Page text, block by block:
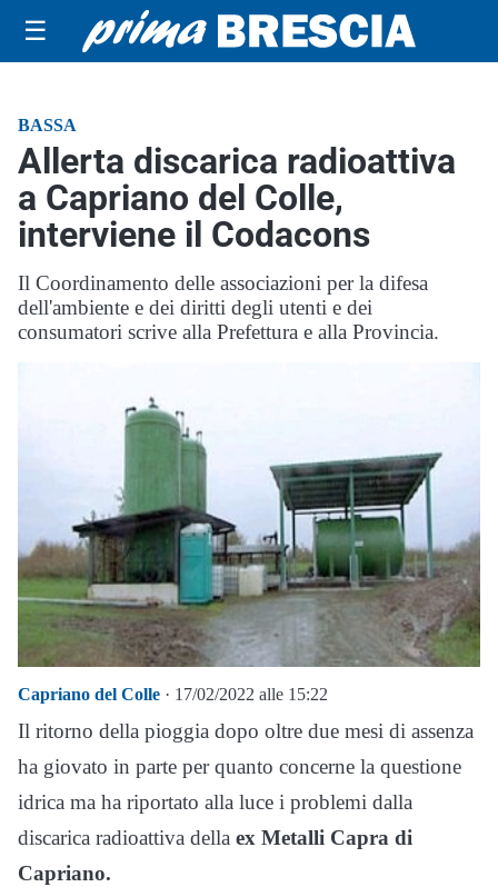
☰
BASSA
Allerta discarica radioattiva
a Capriano del Colle,
interviene il Codacons
Il Coordinamento delle associazioni per la difesa
dell'ambiente e dei diritti degli utenti e dei
consumatori scrive alla Prefettura e alla Provincia.
Capriano del Colle · 17/02/2022 alle 15:22
Il ritorno della pioggia dopo oltre due mesi di assenza
ha giovato in parte per quanto concerne la questione
idrica ma ha riportato alla luce i problemi dalla
discarica radioattiva della ex Metalli Capra di
Capriano.